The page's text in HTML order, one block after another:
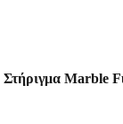
Στήριγμα Marble